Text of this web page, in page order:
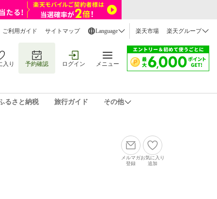
ご利用ガイド サイトマップ Language 楽天市場 楽天グループ
入り 予約確認 ログイン メニュー
るさと納税 旅行ガイド その他
メルマガ
登録
お気に入り
追加